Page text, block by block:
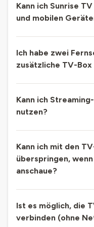
Kann ich Sunrise
und mobilen
Ich habe zwei
zusätzliche TV-Box
Kann ich
nutzen?
Kann ich mit den
überspringen,
anschaue?
Ist es möglich, die
verbinden (ohne